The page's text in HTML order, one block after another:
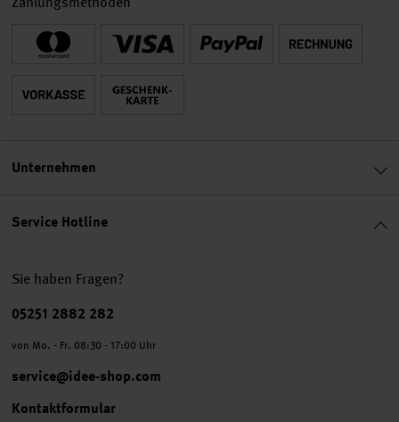
Service Hotline
Sie haben Fragen?
Telefonnummer
05251 2882 282
von Mo. - Fr. 08:30 - 17:00 Uhr
service@idee-shop.com
Kontaktformular
Unternehmen